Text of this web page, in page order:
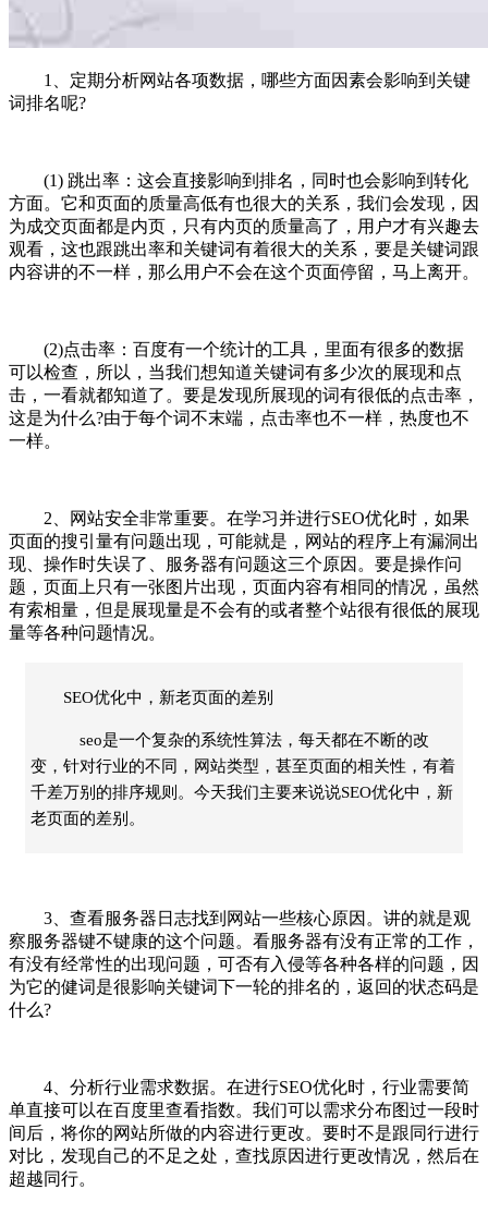
1、定期分析网站各项数据，哪些方面因素会影响到关键
词排名呢?
(1) 跳出率：这会直接影响到排名，同时也会影响到转化
方面。它和页面的质量高低有也很大的关系，我们会发现，因
为成交页面都是内页，只有内页的质量高了，用户才有兴趣去
观看，这也跟跳出率和关键词有着很大的关系，要是关键词跟
内容讲的不一样，那么用户不会在这个页面停留，马上离开。
(2)点击率：百度有一个统计的工具，里面有很多的数据
可以检查，所以，当我们想知道关键词有多少次的展现和点
击，一看就都知道了。要是发现所展现的词有很低的点击率，
这是为什么?由于每个词不末端，点击率也不一样，热度也不
一样。
2、网站安全非常重要。在学习并进行SEO优化时，如果
页面的搜引量有问题出现，可能就是，网站的程序上有漏洞出
现、操作时失误了、服务器有问题这三个原因。要是操作问
题，页面上只有一张图片出现，页面内容有相同的情况，虽然
有索相量，但是展现量是不会有的或者整个站很有很低的展现
量等各种问题情况。
SEO优化中，新老页面的差别
seo是一个复杂的系统性算法，每天都在不断的改
变，针对行业的不同，网站类型，甚至页面的相关性，有着
千差万别的排序规则。今天我们主要来说说SEO优化中，新
老页面的差别。
3、查看服务器日志找到网站一些核心原因。讲的就是观
察服务器键不键康的这个问题。看服务器有没有正常的工作，
有没有经常性的出现问题，可否有入侵等各种各样的问题，因
为它的健词是很影响关键词下一轮的排名的，返回的状态码是
什么?
4、分析行业需求数据。在进行SEO优化时，行业需要简
单直接可以在百度里查看指数。我们可以需求分布图过一段时
间后，将你的网站所做的内容进行更改。要时不是跟同行进行
对比，发现自己的不足之处，查找原因进行更改情况，然后在
超越同行。